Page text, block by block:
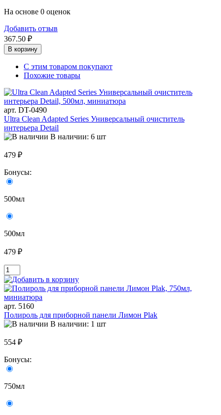
На основе 0 оценок
Добавить отзыв
367.50 ₽
В корзину
С этим товаром покупают
Похожие товары
арт. DT-0490
Ultra Clean Adapted Series Универсальный очиститель
интерьера Detail
В наличии: 6 шт
479 ₽
Бонусы:
500мл
500мл
479 ₽
арт. 5160
Полироль для приборной панели Лимон Plak
В наличии: 1 шт
554 ₽
Бонусы:
750мл